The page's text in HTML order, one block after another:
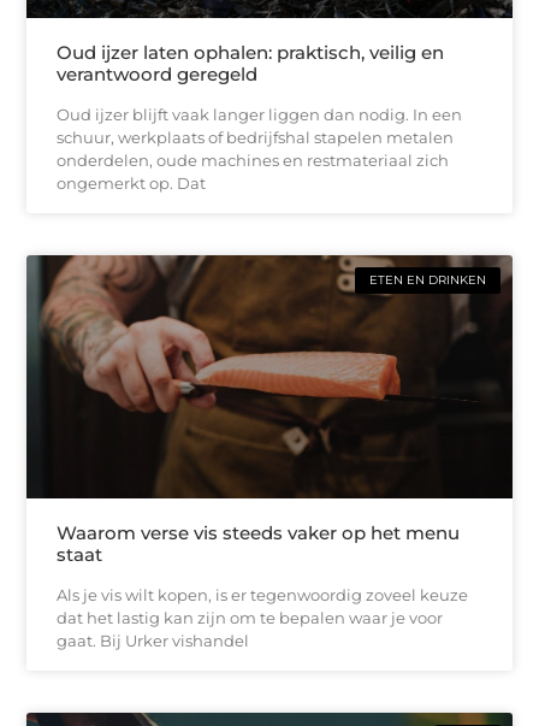
Oud ijzer laten ophalen: praktisch, veilig en
verantwoord geregeld
Oud ijzer blijft vaak langer liggen dan nodig. In een
schuur, werkplaats of bedrijfshal stapelen metalen
onderdelen, oude machines en restmateriaal zich
ongemerkt op. Dat
ETEN EN DRINKEN
Waarom verse vis steeds vaker op het menu
staat
Als je vis wilt kopen, is er tegenwoordig zoveel keuze
dat het lastig kan zijn om te bepalen waar je voor
gaat. Bij Urker vishandel